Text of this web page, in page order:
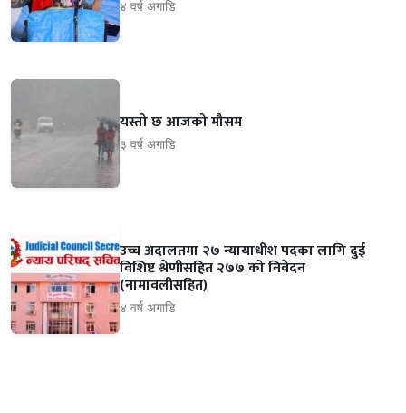
४ वर्ष अगाडि
यस्तो छ आजको मौसम
३ वर्ष अगाडि
उच्च अदालतमा २७ न्यायाधीश पदका लागि दुई
विशिष्ट श्रेणीसहित २७७ को निवेदन
(नामावलीसहित)
४ वर्ष अगाडि